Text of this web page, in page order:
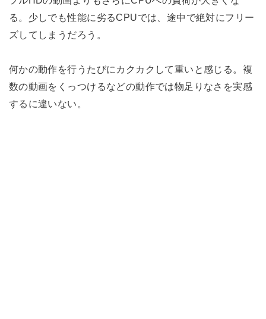
る。少しでも性能に劣るCPUでは、途中で絶対にフリー
ズしてしまうだろう。
何かの動作を行うたびにカクカクして重いと感じる。複
数の動画をくっつけるなどの動作では物足りなさを実感
するに違いない。